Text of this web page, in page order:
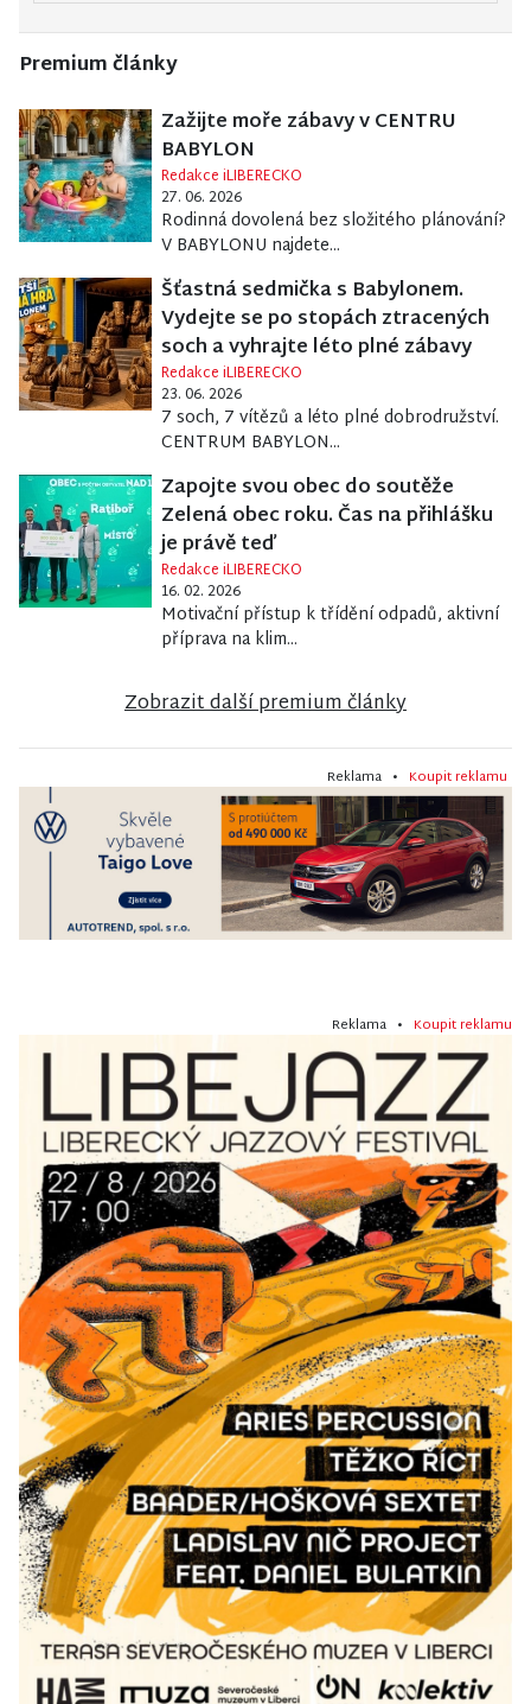
Premium články
Zažijte moře zábavy v CENTRU
BABYLON
Redakce iLIBERECKO
27. 06. 2026
Rodinná dovolená bez složitého plánování?
V BABYLONU najdete...
Šťastná sedmička s Babylonem.
Vydejte se po stopách ztracených
soch a vyhrajte léto plné zábavy
Redakce iLIBERECKO
23. 06. 2026
7 soch, 7 vítězů a léto plné dobrodružství.
CENTRUM BABYLON...
Zapojte svou obec do soutěže
Zelená obec roku. Čas na přihlášku
je právě teď
Redakce iLIBERECKO
16. 02. 2026
Motivační přístup k třídění odpadů, aktivní
příprava na klim...
Zobrazit další premium články
Reklama • Koupit reklamu
Reklama • Koupit reklamu